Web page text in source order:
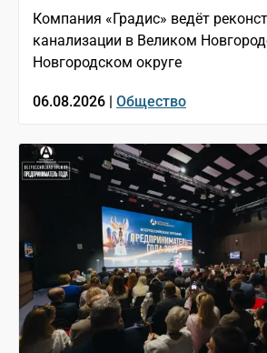
Компания «Градис» ведёт
канализации в Великом
Новгородском округе
06.08.2026 | Общество